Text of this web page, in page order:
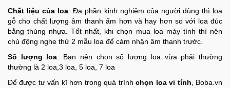
Chất liệu của loa: Đa phần kinh nghiệm của người dùng thì loa
gỗ cho chất lượng âm thanh ấm hơn và hay hơn so với loa đúc
bằng thùng nhựa. Tốt nhất, khi chọn mua loa máy tính thì nên
chủ động nghe thử 2 mẫu loa để cảm nhận âm thanh trước.
Số lượng loa: Bạn nên chọn số lượng loa vừa phải thường
thường là 2 loa,3 loa, 5 loa, 7 loa
Để được tư vấn kĩ hơn trong quá trìnhchọn loa vi tính , Boba.vn